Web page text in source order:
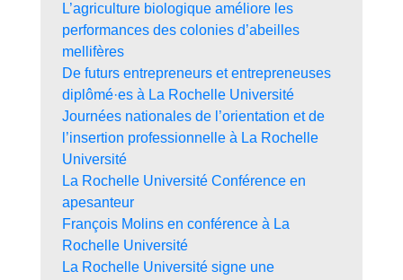
L’agriculture biologique améliore les
performances des colonies d’abeilles
mellifères
De futurs entrepreneurs et entrepreneuses
diplômé·es à La Rochelle Université
Journées nationales de l’orientation et de
l’insertion professionnelle à La Rochelle
Université
La Rochelle Université Conférence en
apesanteur
François Molins en conférence à La
Rochelle Université
La Rochelle Université signe une